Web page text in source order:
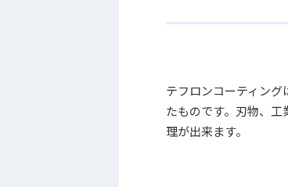
テフロンコーティン
たものです。刃物、
理が出来ます。